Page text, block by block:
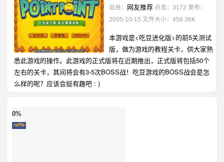
出自： 网友推荐 点击：3172 发布：
2005-10-15 文件大小：456.36K
本游戏是<吃豆进化版>的前5关测试
版，做为游戏的教程关卡，供大家熟
悉此游戏的操作。此游戏的正式版将在近期推出，正式版将包括50个
左右的关卡，其间将会有3-5次BOSS战！吃豆游戏的BOSS战会是怎
么样的呢？应该会挺有趣吧 : )
0%